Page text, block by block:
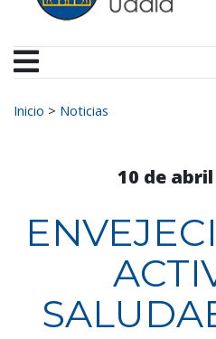
Buscar:
Inicio > Noticias
10 de